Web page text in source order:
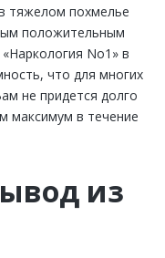
тяжелом похмелье
положительным
No1» в
что для многих
не придется долго
максимум в течение
из